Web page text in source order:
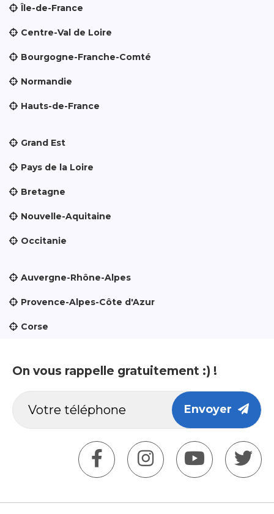
Île-de-France
Centre-Val de Loire
Bourgogne-Franche-Comté
Normandie
Hauts-de-France
Grand Est
Pays de la Loire
Bretagne
Nouvelle-Aquitaine
Occitanie
Auvergne-Rhône-Alpes
Provence-Alpes-Côte d'Azur
Corse
On vous rappelle gratuitement :) !
Envoyer